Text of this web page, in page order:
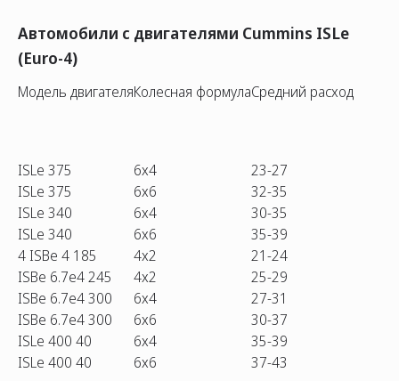
Автомобили с двигателями Cummins ISLe
(Euro-4)
Модель двигателяКолесная формулаСредний расход
ISLe 375 6х4
23-27
ISLe 375
6х6
32-35
ISLe 340
6х4
30-35
ISLe 340
6х6
35-39
4 ISBe 4 185
4х2
21-24
ISBe 6.7e4 245
4х2
25-29
ISBe 6.7e4 300
6х4
27-31
ISBe 6.7e4 300
6х6
30-37
ISLe 400 40
6х4
35-39
ISLe 400 40
6х6 37-43